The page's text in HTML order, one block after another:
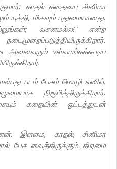
காதல் கதையை சினிமா
மிகவும் புதுமையானது.
வசனமல்ல!" என்ற
அனைவரும் உள்வாங்கக்கூடிய
படம் பேசும் மொழி எனில்,
நிரூபித்திருக்கிறார்.
கதையின் ஓட்டத்துடன்
இளமை, காதல், சினிமா
பேச வைத்திருக்கும் திறமை